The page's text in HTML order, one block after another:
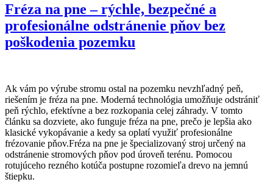
Fréza na pne – rýchle, bezpečné a
profesionálne odstránenie pňov bez
poškodenia pozemku
Ak vám po výrube stromu ostal na pozemku nevzhľadný peň,
riešením je fréza na pne. Moderná technológia umožňuje odstrániť
peň rýchlo, efektívne a bez rozkopania celej záhrady. V tomto
článku sa dozviete, ako funguje fréza na pne, prečo je lepšia ako
klasické vykopávanie a kedy sa oplatí využiť profesionálne
frézovanie pňov.Fréza na pne je špecializovaný stroj určený na
odstránenie stromových pňov pod úroveň terénu. Pomocou
rotujúceho rezného kotúča postupne rozomieľa drevo na jemnú
štiepku.